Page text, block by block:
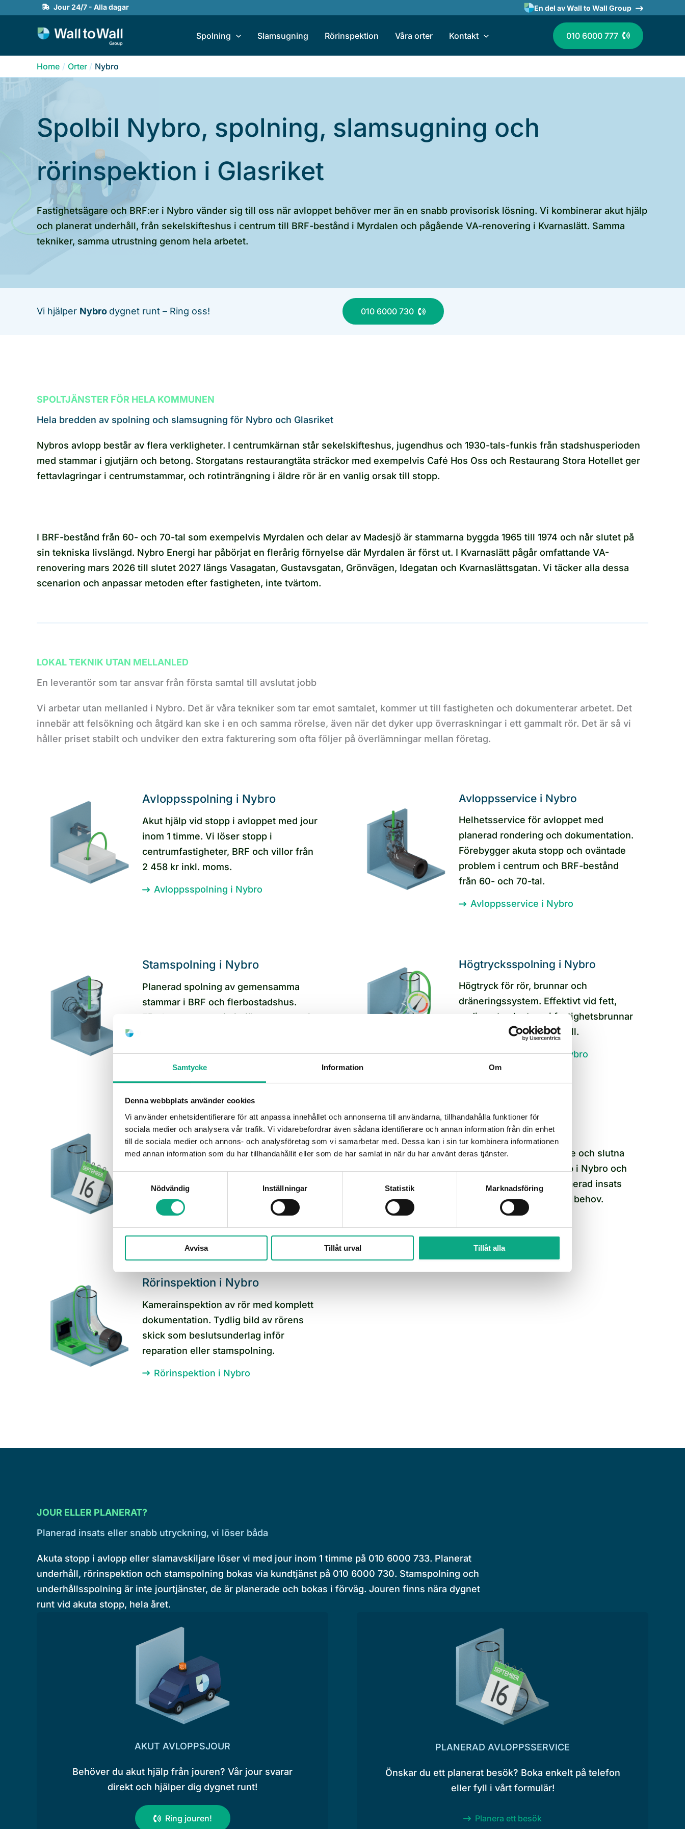
Samtycke Information Om
Denna webbplats använder cookies
Vi använder enhetsidentifierare för att anpassa innehållet och annonserna till användarna, tillhandahålla funktioner för
sociala medier och analysera vår trafik. Vi vidarebefordrar även sådana identifierare och annan information från din enhet
till de sociala medier och annons- och analysföretag som vi samarbetar med. Dessa kan i sin tur kombinera informationen
med annan information som du har tillhandahållit eller som de har samlat in när du har använt deras tjänster.
Nödvändig
Inställningar Statistik Marknadsföring
Avvisa Tillåt urval Tillåt alla
Jour 24/7 - Alla dagar En del av Wall to Wall Group
Spolning Slamsugning Rörinspektion Våra orter Kontakt 010 6000 777
Home Orter Nybro
Spolbil Nybro, spolning, slamsugning och
rörinspektion i Glasriket
Fastighetsägare och BRF:er i Nybro vänder sig till oss när avloppet behöver mer än en snabb provisorisk lösning. Vi kombinerar akut hjälp
och planerat underhåll, från sekelskifteshus i centrum till BRF-bestånd i Myrdalen och pågående VA-renovering i Kvarnaslätt. Samma
tekniker, samma utrustning genom hela arbetet.
Vi hjälper Nybro dygnet runt – Ring oss! 010 6000 730
SPOLTJÄNSTER FÖR HELA KOMMUNEN
Hela bredden av spolning och slamsugning för Nybro och Glasriket
Nybros avlopp består av flera verkligheter. I centrumkärnan står sekelskifteshus, jugendhus och 1930-tals-funkis från stadshusperioden
med stammar i gjutjärn och betong. Storgatans restaurangtäta sträckor med exempelvis Café Hos Oss och Restaurang Stora Hotellet ger
fettavlagringar i centrumstammar, och rotinträngning i äldre rör är en vanlig orsak till stopp.
I BRF-bestånd från 60- och 70-tal som exempelvis Myrdalen och delar av Madesjö är stammarna byggda 1965 till 1974 och når slutet på
sin tekniska livslängd. Nybro Energi har påbörjat en flerårig förnyelse där Myrdalen är först ut. I Kvarnaslätt pågår omfattande VA-
renovering mars 2026 till slutet 2027 längs Vasagatan, Gustavsgatan, Grönvägen, Idegatan och Kvarnaslättsgatan. Vi täcker alla dessa
scenarion och anpassar metoden efter fastigheten, inte tvärtom.
LOKAL TEKNIK UTAN MELLANLED
En leverantör som tar ansvar från första samtal till avslutat jobb
Vi arbetar utan mellanled i Nybro. Det är våra tekniker som tar emot samtalet, kommer ut till fastigheten och dokumenterar arbetet. Det
innebär att felsökning och åtgärd kan ske i en och samma rörelse, även när det dyker upp överraskningar i ett gammalt rör. Det är så vi
håller priset stabilt och undviker den extra fakturering som ofta följer på överlämningar mellan företag.
Avloppsspolning i Nybro
Akut hjälp vid stopp i avloppet med jour
inom 1 timme. Vi löser stopp i
centrumfastigheter, BRF och villor från
2 458 kr inkl. moms.
Avloppsspolning i Nybro
Avloppsservice i Nybro
Helhetsservice för avloppet med
planerad rondering och dokumentation.
Förebygger akuta stopp och oväntade
problem i centrum och BRF-bestånd
från 60- och 70-tal.
Avloppsservice i Nybro
Stamspolning i Nybro
Planerad spolning av gemensamma
stammar i BRF och flerbostadshus.
Förebygger stopp i gjutjärnsstammar i
Stamspolning i Nybro
Högtrycksspolning i Nybro
Högtryck för rör, brunnar och
dräneringssystem. Effektivt vid fett,
sediment och stopp i fastighetsbrunnar
och dagvatten efter skyfall.
Högtrycksspolning i Nybro
Underhållsspolning i Nybro
Återkommande underhåll med planerad
på akuta stopp. Boka via 010 6000 730.
Slamsugning i Nybro
Tömning av slamavskiljare och slutna
tankar för enskilda avlopp i Nybro och
kommunens omland. Planerad insats
inför säsong och löpande behov.
Rörinspektion i Nybro
Kamerainspektion av rör med komplett
dokumentation. Tydlig bild av rörens
skick som beslutsunderlag inför
reparation eller stamspolning.
Rörinspektion i Nybro
JOUR ELLER PLANERAT?
Planerad insats eller snabb utryckning, vi löser båda
Akuta stopp i avlopp eller slamavskiljare löser vi med jour inom 1 timme på 010 6000 733. Planerat
underhåll, rörinspektion och stamspolning bokas via kundtjänst på 010 6000 730. Stamspolning och
underhållsspolning är inte jourtjänster, de är planerade och bokas i förväg. Jouren finns nära dygnet
runt vid akuta stopp, hela året.
AKUT AVLOPPSJOUR
Behöver du akut hjälp från jouren? Vår jour svarar
direkt och hjälper dig dygnet runt!
Ring jouren!
PLANERAD AVLOPPSSERVICE
Önskar du ett planerat besök? Boka enkelt på telefon
eller fyll i vårt formulär!
Planera ett besök